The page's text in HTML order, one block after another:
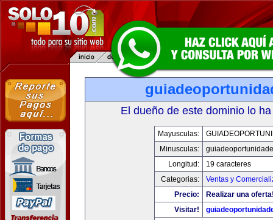
El dueño de este dominio lo
Mayusculas:
Minusculas:
Longitud:
19 caracteres
Categorias:
Ventas y
Precio:
Realizar una
Visitar!